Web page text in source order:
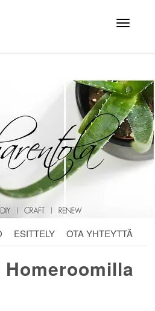
Avaa
valikko
ESITTELY OTA YHTEYTTÄ